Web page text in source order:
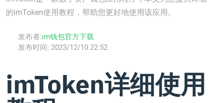
的imToken使用教程，帮助您更好地使用该应用。
发布者:im钱包官方下载
发布时间: 2023/12/10 22:52
imToken详细使用